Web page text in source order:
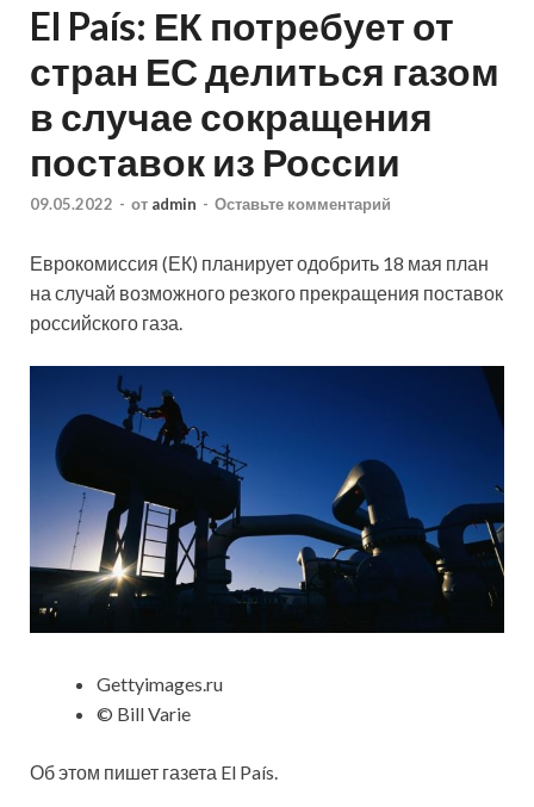
El País: ЕК потребует от
стран ЕС делиться газом
в случае сокращения
поставок из России
09.05.2022 - от admin - Оставьте комментарий
Еврокомиссия (ЕК) планирует одобрить 18 мая план
на случай возможного резкого прекращения поставок
российского газа.
Gettyimages.ru
© Bill Varie
Об этом пишет газета El País.